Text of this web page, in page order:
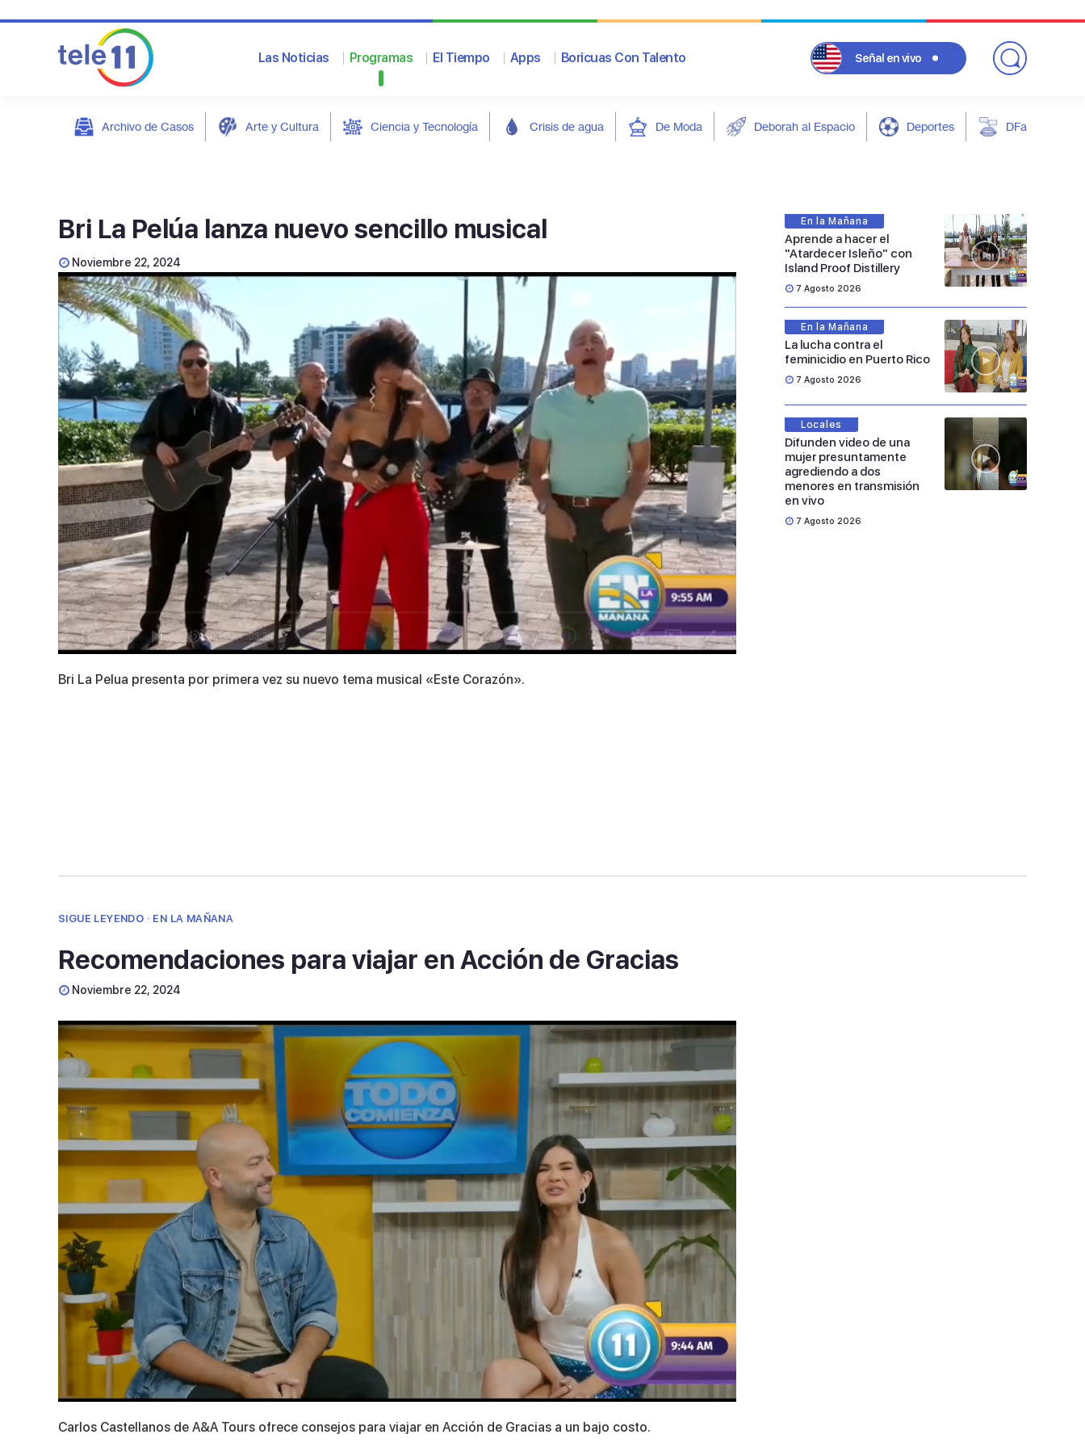
Las Noticias Programas El Tiempo Apps Boricuas Con Talento Señal en vivo
Archivo de Casos Arte y Cultura Ciencia y Tecnología Crisis de agua De Moda Deborah al Espacio Deportes DFarándula
Bri La Pelúa lanza nuevo sencillo musical
Noviembre 22, 2024
seconds
of
Bri La Pelua presenta por primera vez su nuevo tema musical «Este Corazón».
En la Mañana
Aprende a hacer el
"Atardecer Isleño" con
Island Proof Distillery
7 Agosto 2026
En la Mañana
La lucha contra el
feminicidio en Puerto Rico
7 Agosto 2026
Locales
Difunden video de una
mujer presuntamente
agrediendo a dos
menores en transmisión
en vivo
7 Agosto 2026
SIGUE LEYENDO · EN LA MAÑANA
Recomendaciones para viajar en Acción de Gracias
Noviembre 22, 2024
seconds
of
Carlos Castellanos de A&A Tours ofrece consejos para viajar en Acción de Gracias a un bajo costo.